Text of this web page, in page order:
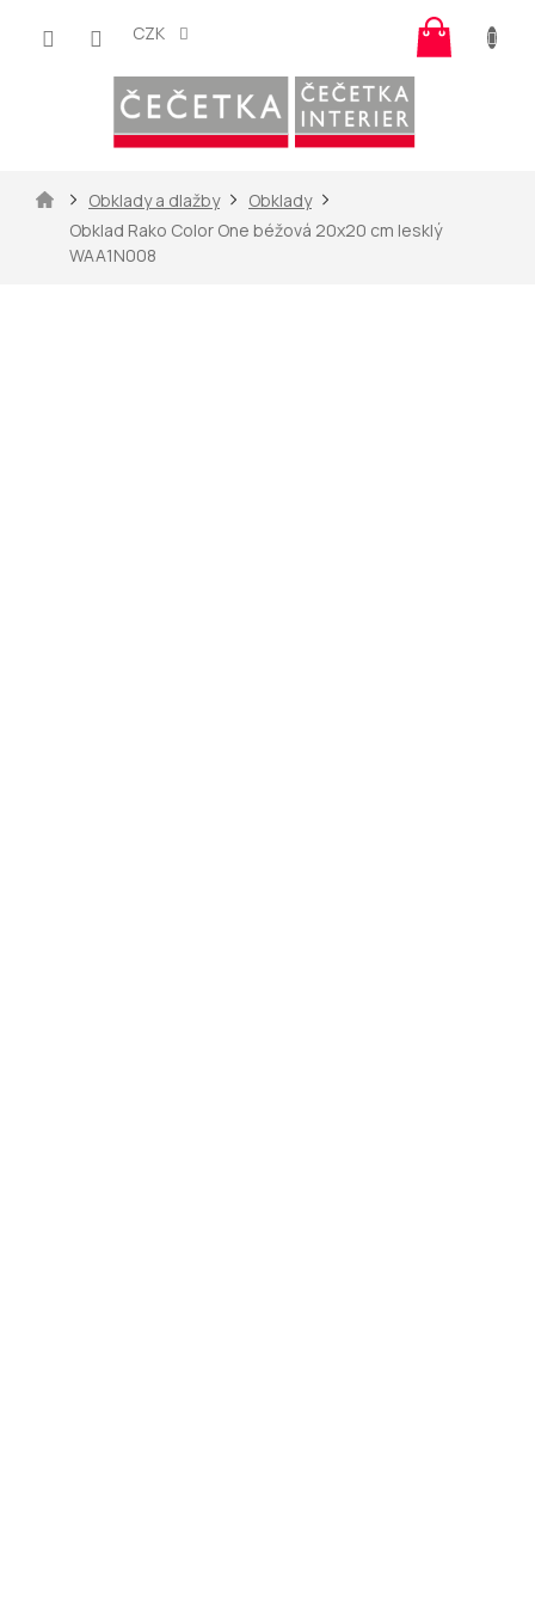
CZK
košík
DomůObklady a dlažby
Obklady
Obklad Rako Color One béžová 20x20 cm lesklý
WAA1N008